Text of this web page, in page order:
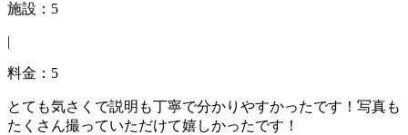
施設：5
|
料金：5
とても気さくで説明も丁寧で分かりやすかったです！写真も
たくさん撮っていただけて嬉しかったです！